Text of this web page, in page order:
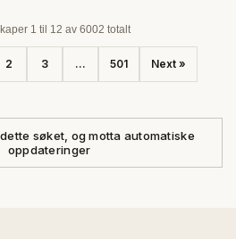
1 til 12 av 6002 totalt
2 3 ... 501 Next »
søket, og motta automatiske
oppdateringer